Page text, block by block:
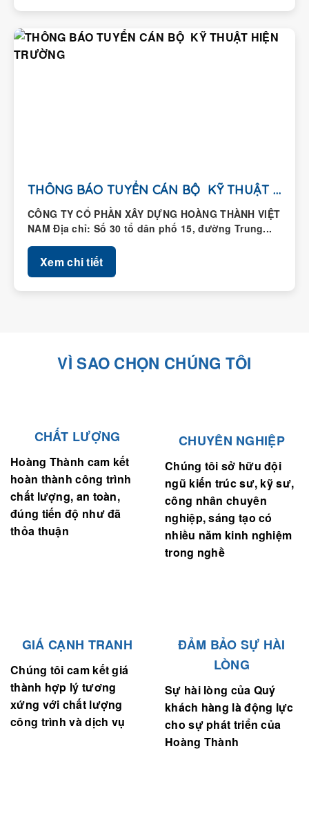
THÔNG BÁO TUYỂN CÁN BỘ KỸ THUẬT HIỆN...
CÔNG TY CỔ PHẦN XÂY DỰNG HOÀNG THÀNH VIỆT
NAM Địa chỉ: Số 30 tổ dân phố 15, đường Trung...
Xem chi tiết
VÌ SAO CHỌN CHÚNG TÔI
CHẤT LƯỢNG
Hoàng Thành cam kết
hoàn thành công trình
chất lượng, an toàn,
đúng tiến độ như đã
thỏa thuận
CHUYÊN NGHIỆP
Chúng tôi sở hữu đội
ngũ kiến trúc sư, kỹ sư,
công nhân chuyên
nghiệp, sáng tạo có
nhiều năm kinh nghiệm
trong nghề
GIÁ CẠNH TRANH
Chúng tôi cam kết giá
thành hợp lý tương
xứng với chất lượng
công trình và dịch vụ
ĐẢM BẢO SỰ HÀI
LÒNG
Sự hài lòng của Quý
khách hàng là động lực
cho sự phát triển của
Hoàng Thành